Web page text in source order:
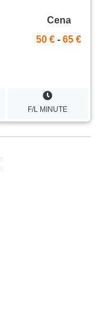
Cena
50 € - 65 €
F/L MINUTE